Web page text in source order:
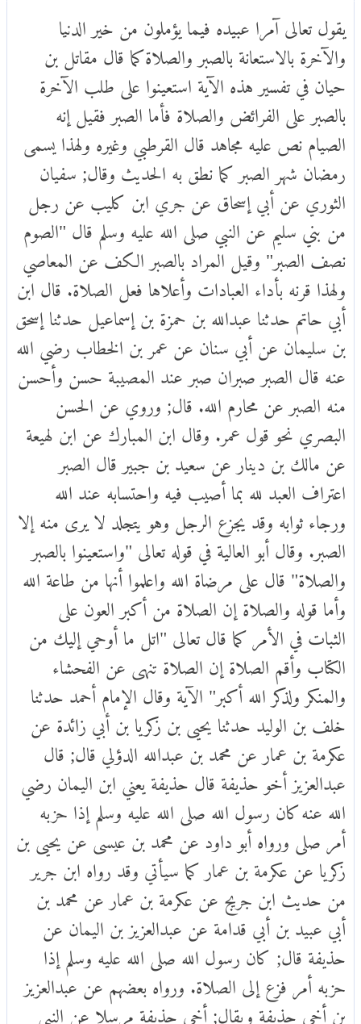
يقول تعالى آمرا عبيده فيما يؤملون من خير الدنيا
والآخرة بالاستعانة بالصبر والصلاة كما قال مقاتل بن
حيان في تفسير هذه الآية استعينوا على طلب الآخرة
بالصبر على الفرائض والصلاة فأما الصبر فقيل إنه
الصيام نص عليه مجاهد قال القرطبي وغيره ولهذا يسمى
رمضان شهر الصبر كما نطق به الحديث وقال; سفيان
الثوري عن أبي إسحاق عن جري ابن كليب عن رجل
من بني سليم عن النبي صلى الله عليه وسلم قال "الصوم
نصف الصبر" وقيل المراد بالصبر الكف عن المعاصي
ولهذا قرنه بأداء العبادات وأعلاها فعل الصلاة. قال ابن
أبي حاتم حدثنا عبدالله بن حمزة بن إسماعيل حدثنا إسحق
بن سليمان عن أبي سنان عن عمر بن الخطاب رضي الله
عنه قال الصبر صبران صبر عند المصيبة حسن وأحسن
منه الصبر عن محارم الله. قال; وروي عن الحسن
البصري نحو قول عمر. وقال ابن المبارك عن ابن لهيعة
عن مالك بن دينار عن سعيد بن جبير قال الصبر
اعتراف العبد لله بما أصيب فيه واحتسابه عند الله
ورجاء ثوابه وقد يجزع الرجل وهو يتجلد لا يرى منه إلا
الصبر. وقال أبو العالية في قوله تعالى "واستعينوا بالصبر
والصلاة" قال على مرضاة الله واعلموا أنها من طاعة الله
وأما قوله والصلاة إن الصلاة من أكبر العون على
الثبات في الأمر كما قال تعالى "اتل ما أوحي إليك من
الكتاب وأقم الصلاة إن الصلاة تنهى عن الفحشاء
والمنكر ولذكر الله أكبر" الآية وقال الإمام أحمد حدثنا
خلف بن الوليد حدثنا يحيى بن زكريا بن أبي زائدة عن
عكرمة بن عمار عن محمد بن عبدالله الدؤلي قال; قال
عبدالعزيز أخو حذيفة قال حذيفة يعني ابن اليمان رضي
الله عنه كان رسول الله صلى الله عليه وسلم إذا حزبه
أمر صلى ورواه أبو داود عن محمد بن عيسى عن يحيى بن
زكريا عن عكرمة بن عمار كما سيأتي وقد رواه ابن جرير
من حديث ابن جريج عن عكرمة بن عمار عن محمد بن
أبي عبيد بن أبي قدامة عن عبدالعزيز بن اليمان عن
حذيفة قال; كان رسول الله صلى الله عليه وسلم إذا
حزبه أمر فزع إلى الصلاة. ورواه بعضهم عن عبدالعزيز
بن أخي حذيفة ويقال; أخي حذيفة مرسلا عن النبي